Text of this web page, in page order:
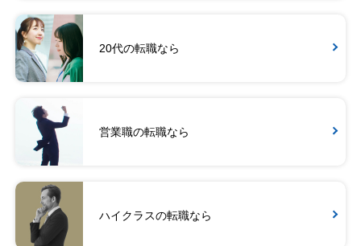
20代の転職なら
営業職の転職なら
ハイクラスの転職なら